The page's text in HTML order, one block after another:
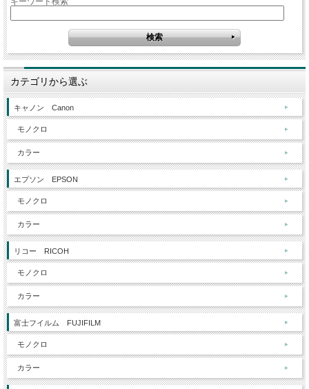
カテゴリから選ぶ
キャノン Canon
モノクロ
カラー
エプソン EPSON
モノクロ
カラー
リコー RICOH
モノクロ
カラー
富士フイルム FUJIFILM
モノクロ
カラー